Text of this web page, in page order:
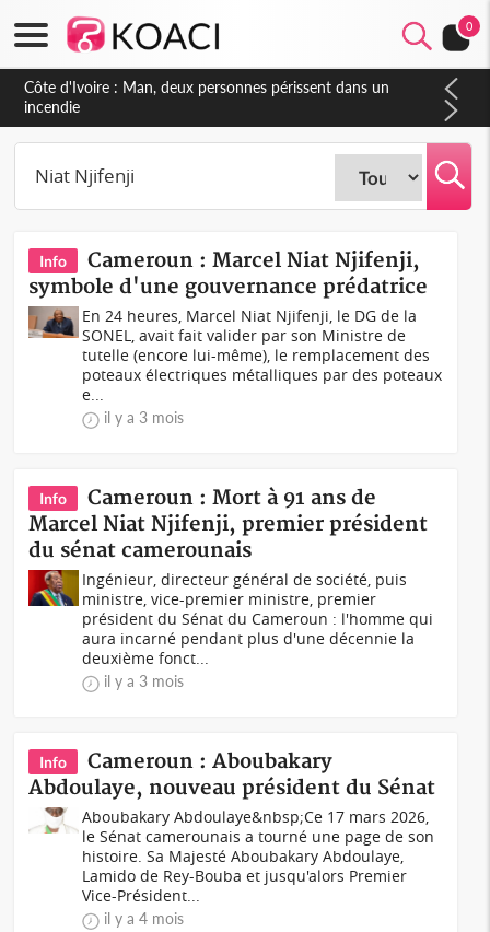
0
Côte d'Ivoire : Man, deux personnes périssent dans un
incendie
Info
Cameroun : Marcel Niat Njifenji,
symbole d'une gouvernance prédatrice
En 24 heures, Marcel Niat Njifenji, le DG de la
SONEL, avait fait valider par son Ministre de
tutelle (encore lui-même), le remplacement des
poteaux électriques métalliques par des poteaux
e...
il y a 3 mois
Info
Cameroun : Mort à 91 ans de
Marcel Niat Njifenji, premier président
du sénat camerounais
Ingénieur, directeur général de société, puis
ministre, vice-premier ministre, premier
président du Sénat du Cameroun : l'homme qui
aura incarné pendant plus d'une décennie la
deuxième fonct...
il y a 3 mois
Info
Cameroun : Aboubakary
Abdoulaye, nouveau président du Sénat
Aboubakary Abdoulaye&nbsp;Ce 17 mars 2026,
le Sénat camerounais a tourné une page de son
histoire. Sa Majesté Aboubakary Abdoulaye,
Lamido de Rey-Bouba et jusqu'alors Premier
Vice-Président...
il y a 4 mois